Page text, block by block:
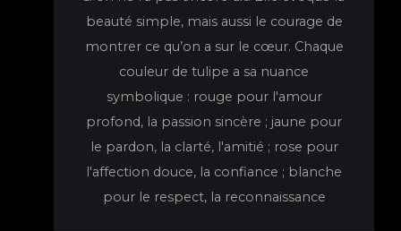
beauté simple, mais aussi le courage de
montrer ce qu’on a sur le cœur. Chaque
couleur de tulipe a sa nuance
symbolique : rouge pour l'amour
profond, la passion sincère ; jaune pour
le pardon, la clarté, l'amitié ; rose pour
l'affection douce, la confiance ; blanche
pour le respect, la reconnaissance